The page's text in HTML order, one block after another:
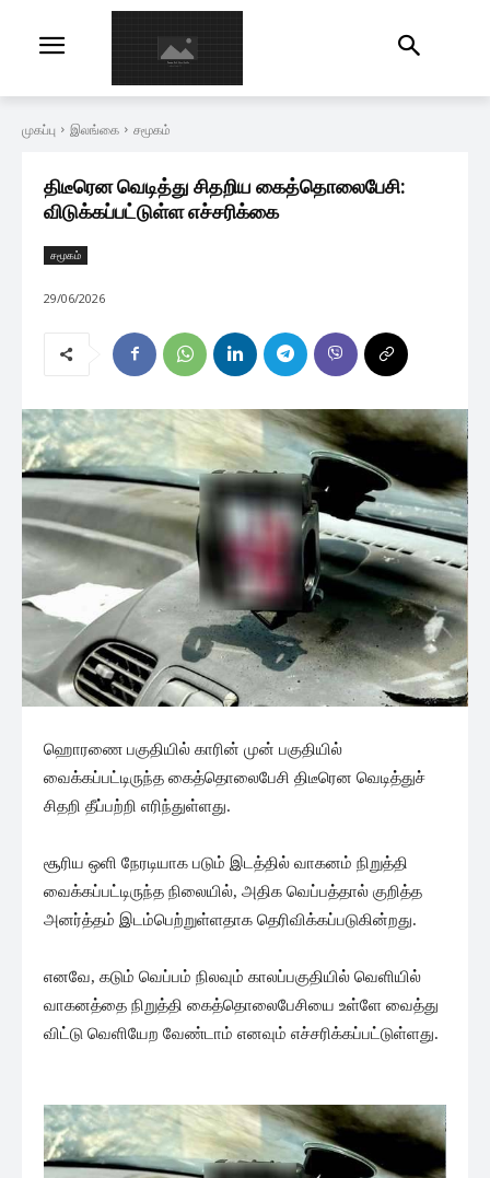
முகப்பு இலங்கை சமூகம்
திடீரென வெடித்து சிதறிய கைத்தொலைபேசி:
விடுக்கப்பட்டுள்ள எச்சரிக்கை
சமூகம்
29/06/2026
ஹொரணை பகுதியில் காரின் முன் பகுதியில்
வைக்கப்பட்டிருந்த கைத்தொலைபேசி திடீரென வெடித்துச்
சிதறி தீப்பற்றி எரிந்துள்ளது.
சூரிய ஒளி நேரடியாக படும் இடத்தில் வாகனம் நிறுத்தி
வைக்கப்பட்டிருந்த நிலையில், அதிக வெப்பத்தால் குறித்த
அனர்த்தம் இடம்பெற்றுள்ளதாக தெரிவிக்கப்படுகின்றது.
எனவே, கடும் வெப்பம் நிலவும் காலப்பகுதியில் வெளியில்
வாகனத்தை நிறுத்தி கைத்தொலைபேசியை உள்ளே வைத்து
விட்டு வெளியேற வேண்டாம் எனவும் எச்சரிக்கப்பட்டுள்ளது.